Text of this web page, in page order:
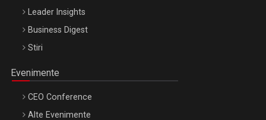
Leader Insights
Business Digest
Stiri
Evenimente
CEO Conference
Alte Evenimente